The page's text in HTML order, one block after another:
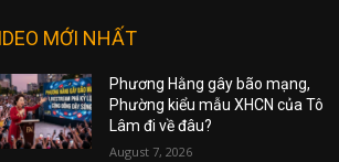
MỚI NHẤT
Phương Hằng gây bão mạng,
Phường kiểu mẫu XHCN của Tô
Lâm đi về đâu?
August 7, 2026